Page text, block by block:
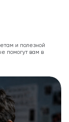
и полезной
помогут вам в